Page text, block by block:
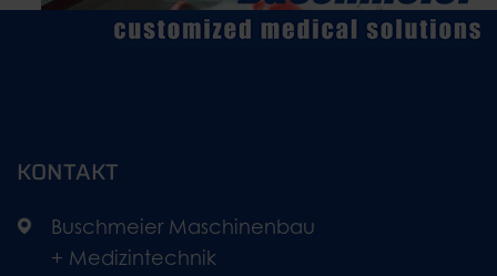
KONTAKT
Buschmeier Maschinenbau
+ Medizintechnik